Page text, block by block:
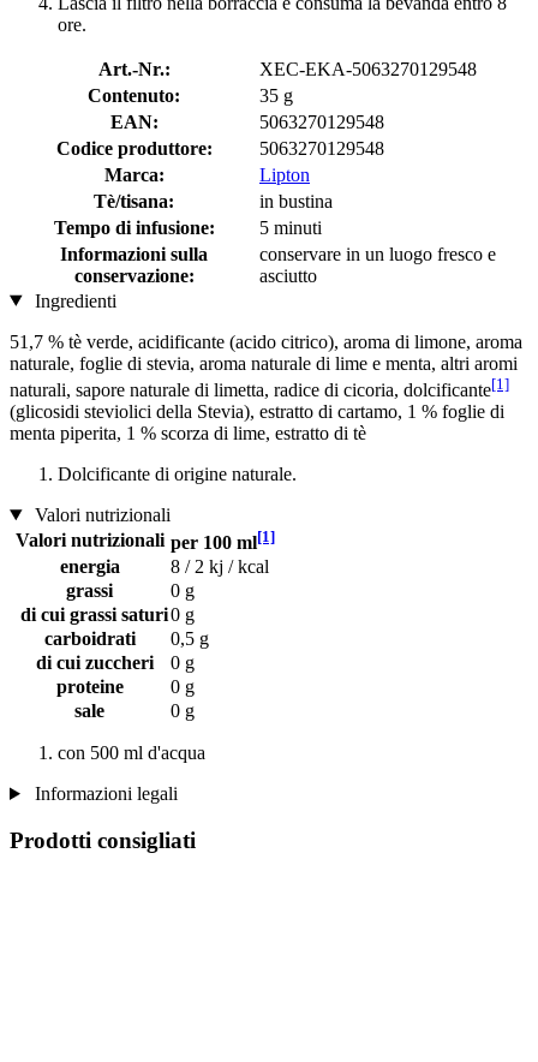
ore.
Art.-Nr.:
XEC-EKA-5063270129548
Contenuto:
35 g
EAN:
5063270129548
Codice produttore:
5063270129548
Marca:
Lipton
Tè/tisana:
in bustina
Tempo di infusione:
5 minuti
Informazioni sulla
conservazione:
conservare in un luogo fresco e
asciutto
Ingredienti
51,7 % tè verde, acidificante (acido citrico), aroma di limone, aroma
naturale, foglie di stevia, aroma naturale di lime e menta, altri aromi
naturali, sapore naturale di limetta, radice di cicoria, dolcificante[1]
(glicosidi steviolici della Stevia), estratto di cartamo, 1 % foglie di
menta piperita, 1 % scorza di lime, estratto di tè
Dolcificante di origine naturale.
Valori nutrizionali
Valori nutrizionali per 100 ml[1]
energia
8 / 2 kj / kcal
grassi
0 g
di cui grassi saturi0 g
carboidrati
0,5 g
di cui zuccheri
0 g
proteine
0 g
sale
0 g
con 500 ml d'acqua
Informazioni legali
Prodotti consigliati